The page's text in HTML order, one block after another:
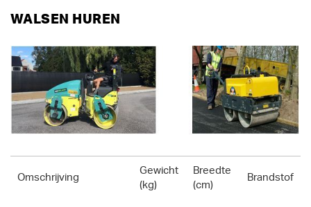
WALSEN HUREN
Omschrijving
Gewicht
(kg)
Breedte
(cm)
Brandstof